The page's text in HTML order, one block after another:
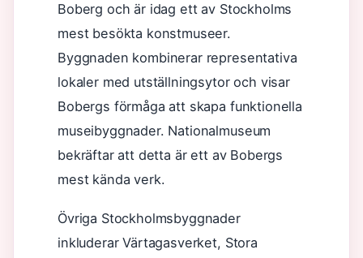
Boberg och är idag ett av Stockholms
mest besökta konstmuseer.
Byggnaden kombinerar representativa
lokaler med utställningsytor och visar
Bobergs förmåga att skapa funktionella
museibyggnader. Nationalmuseum
bekräftar att detta är ett av Bobergs
mest kända verk.
Övriga Stockholmsbyggnader
inkluderar Värtagasverket, Stora